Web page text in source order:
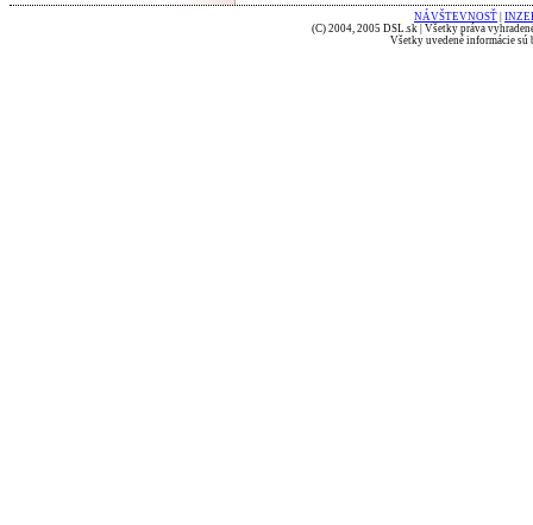
NÁVŠTEVNOSŤ
(C) 2004, 2005 DSL.sk | Všetky práva
Všetky uvedené informácie sú